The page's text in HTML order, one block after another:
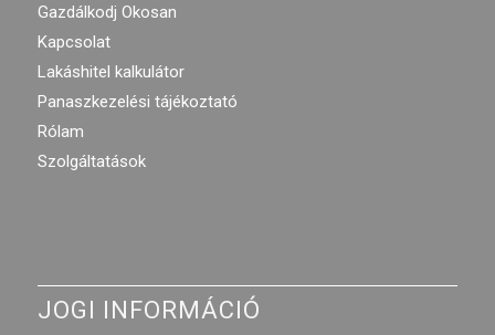
Gazdálkodj Okosan
Kapcsolat
Lakáshitel kalkulátor
Panaszkezelési tájékoztató
Rólam
Szolgáltatások
JOGI INFORMÁCIÓ